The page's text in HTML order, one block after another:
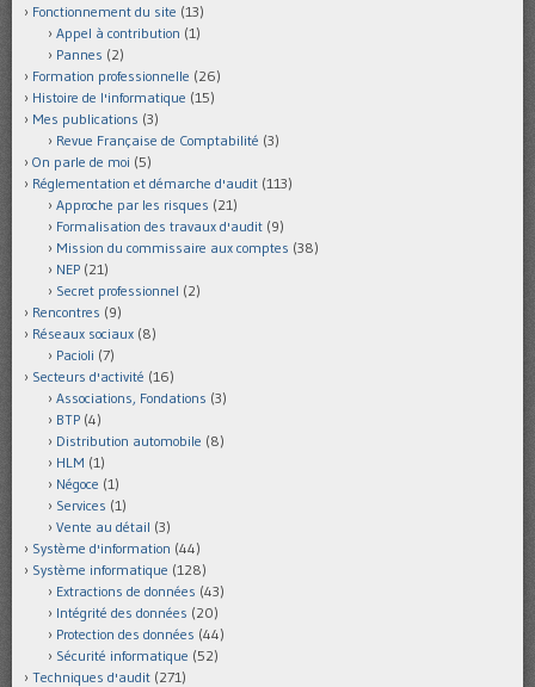
Fonctionnement du site (13)
Appel à contribution (1)
Pannes (2)
Formation professionnelle (26)
Histoire de l'informatique (15)
Mes publications (3)
Revue Française de Comptabilité (3)
On parle de moi (5)
Réglementation et démarche d'audit (113)
Approche par les risques (21)
Formalisation des travaux d'audit (9)
Mission du commissaire aux comptes (38)
NEP (21)
Secret professionnel (2)
Rencontres (9)
Réseaux sociaux (8)
Pacioli (7)
Secteurs d'activité (16)
Associations, Fondations (3)
BTP (4)
Distribution automobile (8)
HLM (1)
Négoce (1)
Services (1)
Vente au détail (3)
Système d'information (44)
Système informatique (128)
Extractions de données (43)
Intégrité des données (20)
Protection des données (44)
Sécurité informatique (52)
Techniques d'audit (271)